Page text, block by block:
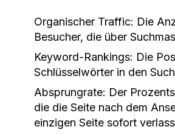
Organischer Traffic: Die
Besucher, die über
Keyword-Rankings: Die
Schlüsselwörter in den
Absprungrate: Der
die die Seite nach dem
einzigen Seite sofort